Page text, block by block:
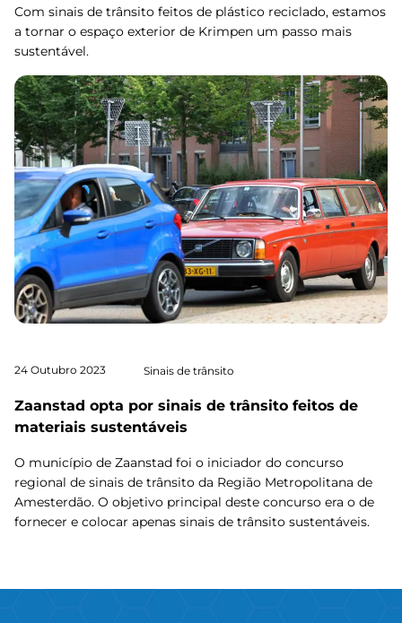
Com sinais de trânsito feitos de plástico reciclado, estamos
a tornar o espaço exterior de Krimpen um passo mais
sustentável.
24 Outubro 2023 Sinais de trânsito
Zaanstad opta por sinais de trânsito feitos de
materiais sustentáveis
O município de Zaanstad foi o iniciador do concurso
regional de sinais de trânsito da Região Metropolitana de
Amesterdão. O objetivo principal deste concurso era o de
fornecer e colocar apenas sinais de trânsito sustentáveis.